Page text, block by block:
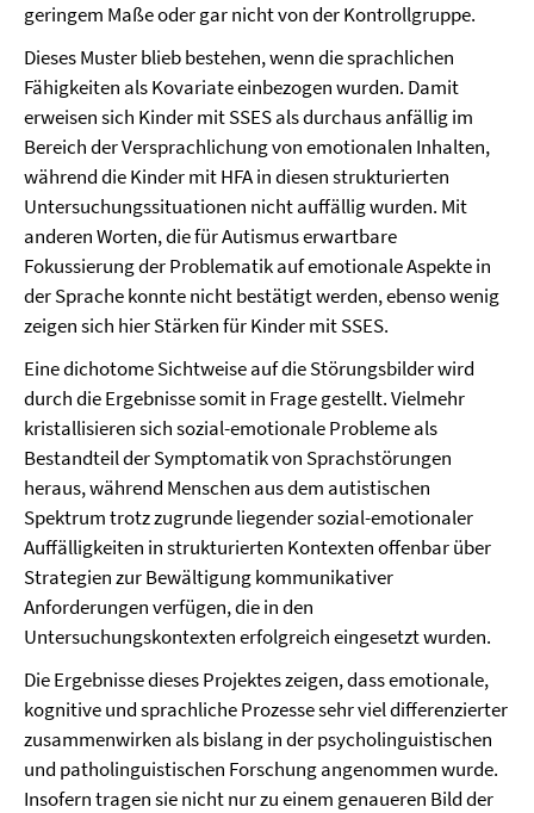
geringem Maße oder gar nicht von der Kontrollgruppe.
Dieses Muster blieb bestehen, wenn die sprachlichen
Fähigkeiten als Kovariate einbezogen wurden. Damit
erweisen sich Kinder mit SSES als durchaus anfällig im
Bereich der Versprachlichung von emotionalen Inhalten,
während die Kinder mit HFA in diesen strukturierten
Untersuchungssituationen nicht auffällig wurden. Mit
anderen Worten, die für Autismus erwartbare
Fokussierung der Problematik auf emotionale Aspekte in
der Sprache konnte nicht bestätigt werden, ebenso wenig
zeigen sich hier Stärken für Kinder mit SSES.
Eine dichotome Sichtweise auf die Störungsbilder wird
durch die Ergebnisse somit in Frage gestellt. Vielmehr
kristallisieren sich sozial-emotionale Probleme als
Bestandteil der Symptomatik von Sprachstörungen
heraus, während Menschen aus dem autistischen
Spektrum trotz zugrunde liegender sozial-emotionaler
Auffälligkeiten in strukturierten Kontexten offenbar über
Strategien zur Bewältigung kommunikativer
Anforderungen verfügen, die in den
Untersuchungskontexten erfolgreich eingesetzt wurden.
Die Ergebnisse dieses Projektes zeigen, dass emotionale,
kognitive und sprachliche Prozesse sehr viel differenzierter
zusammenwirken als bislang in der psycholinguistischen
und patholinguistischen Forschung angenommen wurde.
Insofern tragen sie nicht nur zu einem genaueren Bild der